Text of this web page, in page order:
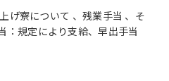
げ寮について 、残業手当 、そ
：規定により支給、早出手当